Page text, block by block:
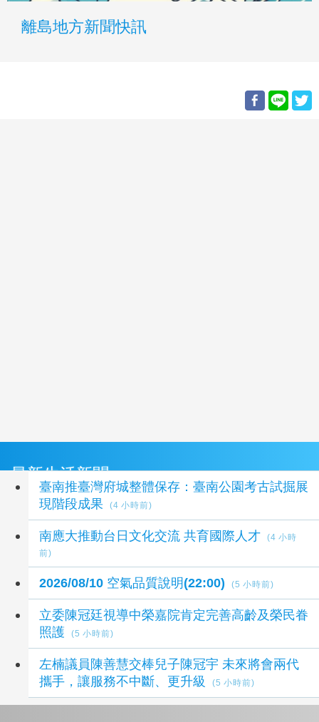
離島地方新聞快訊
最新生活新聞
臺南推臺灣府城整體保存：臺南公園考古試掘展
現階段成果
(4 小時前)
南應大推動台日文化交流 共育國際人才
(4 小時
前)
2026/08/10 空氣品質說明(22:00) (5 小時前)
立委陳冠廷視導中榮嘉院肯定完善高齡及榮民眷
照護
(5 小時前)
左楠議員陳善慧交棒兒子陳冠宇 未來將會兩代
攜手，讓服務不中斷、更升級
(5 小時前)